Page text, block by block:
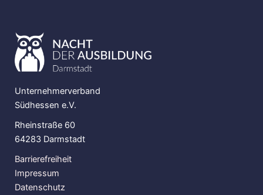
Unternehmerverband
Südhessen e.V.
Rheinstraße 60
64283 Darmstadt
Barrierefreiheit
Impressum
Datenschutz